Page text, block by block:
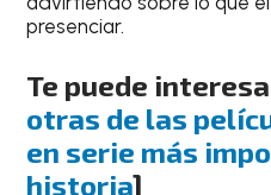
presenciar.
Te puede
otras de las
en serie más
historia]